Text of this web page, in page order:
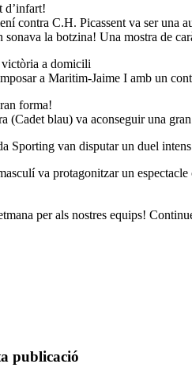
d’infart!
contra C.H. Picassent va ser una
sonava la botzina! Una mostra de
a domicili
a Maritim-Jaime I amb un
forma!
(Cadet blau) va aconseguir una
Sporting van disputar un duel
va protagonitzar un
per als nostres equips!
publicació